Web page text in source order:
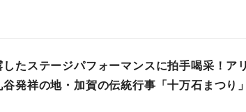
たステージパフォーマンスに拍手喝采！アリ
発祥の地・加賀の伝統行事「十万石まつり」